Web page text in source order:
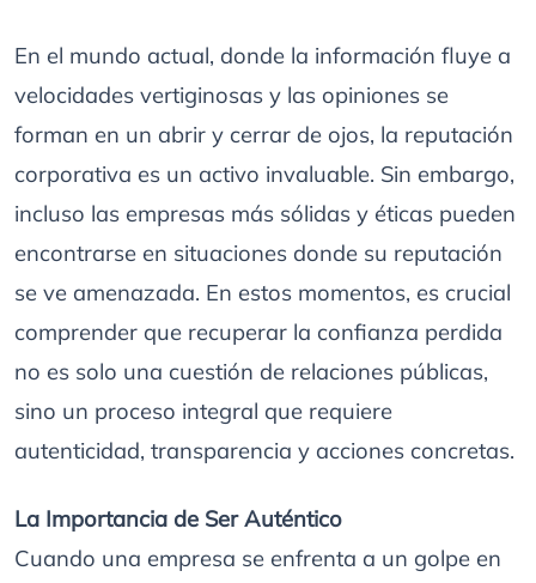
En el mundo actual, donde la información fluye a
velocidades vertiginosas y las opiniones se
forman en un abrir y cerrar de ojos, la reputación
corporativa es un activo invaluable. Sin embargo,
incluso las empresas más sólidas y éticas pueden
encontrarse en situaciones donde su reputación
se ve amenazada. En estos momentos, es crucial
comprender que recuperar la confianza perdida
no es solo una cuestión de relaciones públicas,
sino un proceso integral que requiere
autenticidad, transparencia y acciones concretas.
La Importancia de Ser Auténtico
Cuando una empresa se enfrenta a un golpe en